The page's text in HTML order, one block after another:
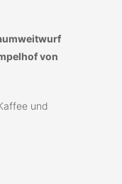
von
und